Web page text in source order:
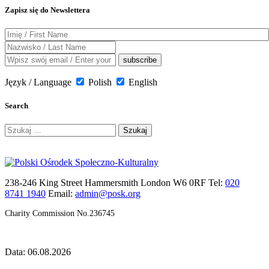
Zapisz się do Newslettera
Język / Language Polish English
Search
Szukaj:
238-246 King Street Hammersmith London W6 0RF Tel: 020
8741 1940 Email: admin@posk.org
Charity Commission No.236745
Data: 06.08.2026